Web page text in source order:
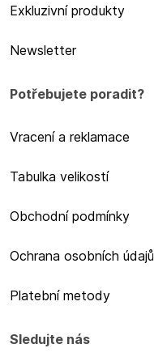
Exkluzivní produkty
Newsletter
Potřebujete poradit?
Vracení a reklamace
Tabulka velikostí
Obchodní podmínky
Ochrana osobních údajů
Platební metody
Sledujte nás